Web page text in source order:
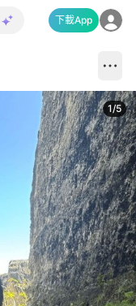
下載App
1/5